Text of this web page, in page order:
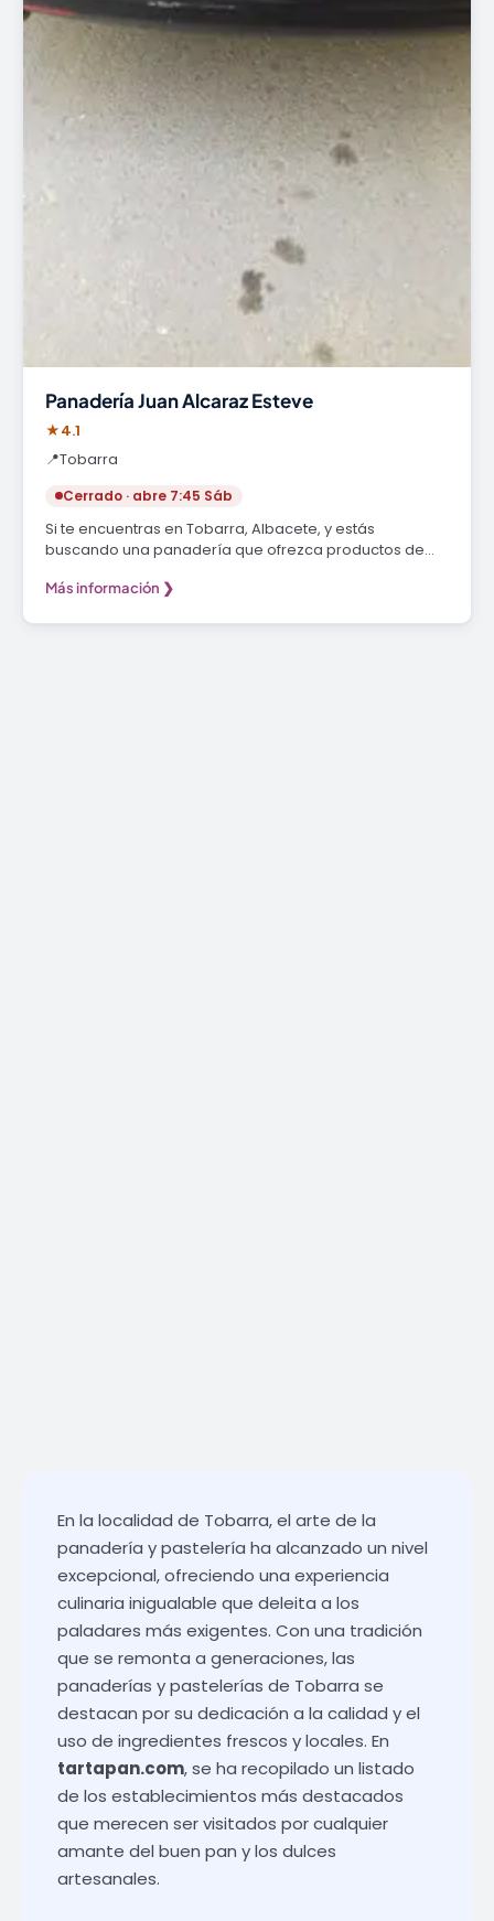
Panadería Juan Alcaraz Esteve
★4.1
📍Tobarra
Cerrado · abre 7:45 Sáb
Si te encuentras en Tobarra, Albacete, y estás
buscando una panadería que ofrezca productos de
Más información ❯
En la localidad de Tobarra, el arte de la
panadería y pastelería ha alcanzado un nivel
excepcional, ofreciendo una experiencia
culinaria inigualable que deleita a los
paladares más exigentes. Con una tradición
que se remonta a generaciones, las
panaderías y pastelerías de Tobarra se
destacan por su dedicación a la calidad y el
uso de ingredientes frescos y locales. En
tartapan.com, se ha recopilado un listado
de los establecimientos más destacados
que merecen ser visitados por cualquier
amante del buen pan y los dulces
artesanales.